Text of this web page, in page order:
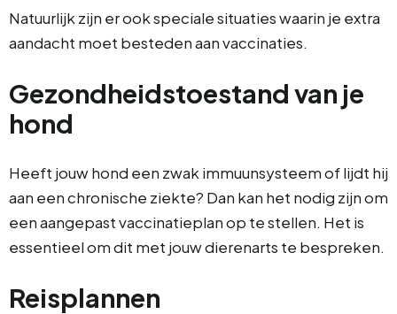
Natuurlijk zijn er ook speciale situaties waarin je extra
aandacht moet besteden aan vaccinaties.
Gezondheidstoestand van je
hond
Heeft jouw hond een zwak immuunsysteem of lijdt hij
aan een chronische ziekte? Dan kan het nodig zijn om
een aangepast vaccinatieplan op te stellen. Het is
essentieel om dit met jouw dierenarts te bespreken.
Reisplannen